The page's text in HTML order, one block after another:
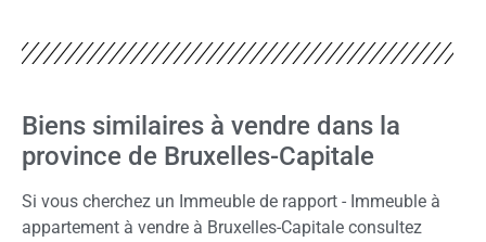
Biens similaires à vendre dans la
province de Bruxelles-Capitale
Si vous cherchez un Immeuble de rapport - Immeuble à
appartement à vendre à Bruxelles-Capitale consultez